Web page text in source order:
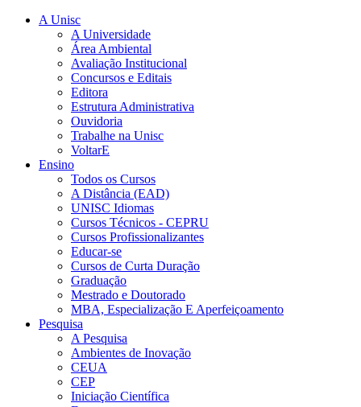
A Unisc
A Universidade
Área Ambiental
Avaliação Institucional
Concursos e Editais
Editora
Estrutura Administrativa
Ouvidoria
Trabalhe na Unisc
VoltarE
Ensino
Todos os Cursos
A Distância (EAD)
UNISC Idiomas
Cursos Técnicos - CEPRU
Cursos Profissionalizantes
Educar-se
Cursos de Curta Duração
Graduação
Mestrado e Doutorado
MBA, Especialização E Aperfeiçoamento
Pesquisa
A Pesquisa
Ambientes de Inovação
CEUA
CEP
Iniciação Científica